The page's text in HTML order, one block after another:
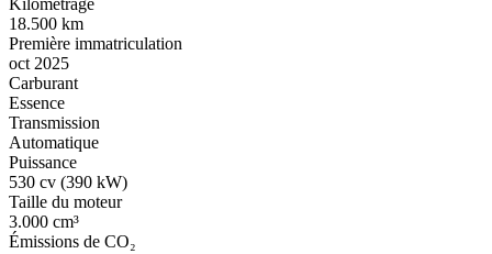
18.500 km
Première immatriculation
oct 2025
Carburant
Essence
Transmission
Automatique
Puissance
530 cv (390 kW)
Taille du moteur
3.000 cm³
Émissions de CO₂